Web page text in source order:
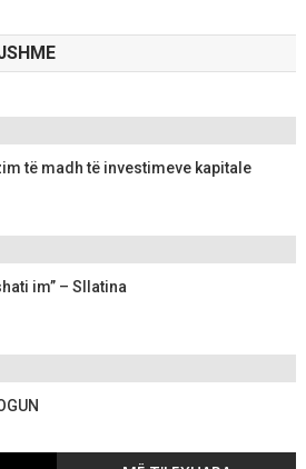
të madh të investimeve kapitale
im” – Sllatina